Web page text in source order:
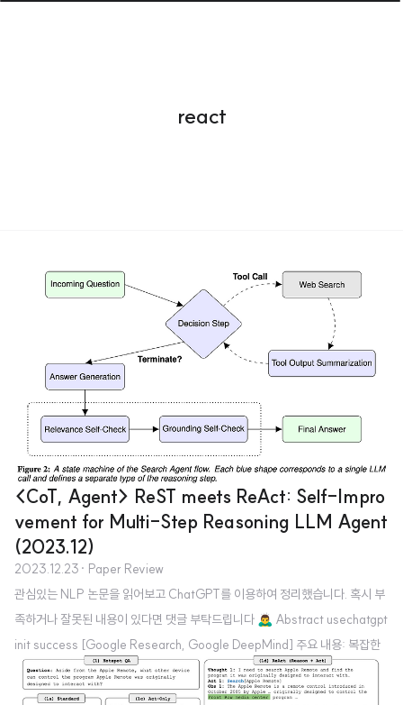
react
<CoT, Agent> ReST meets ReAct: Self-Impro
vement for Multi-Step Reasoning LLM Agent
(2023.12)
2023.12.23 · Paper Review
관심있는 NLP 논문을 읽어보고 ChatGPT를 이용하여 정리했습니다. 혹시 부
족하거나 잘못된 내용이 있다면 댓글 부탁드립니다 🙇‍♂️ Abstract usechatgpt
init success [Google Research, Google DeepMind] 주요 내용: 복잡한
자연어 질문에 답하기 위해 다단계 추론과 외부 정보 통합이 필요합니다. 이를
위해 대규모 언어 모델(LLM)과 지식 검색을 결합한 시스템이 개발되었으나,